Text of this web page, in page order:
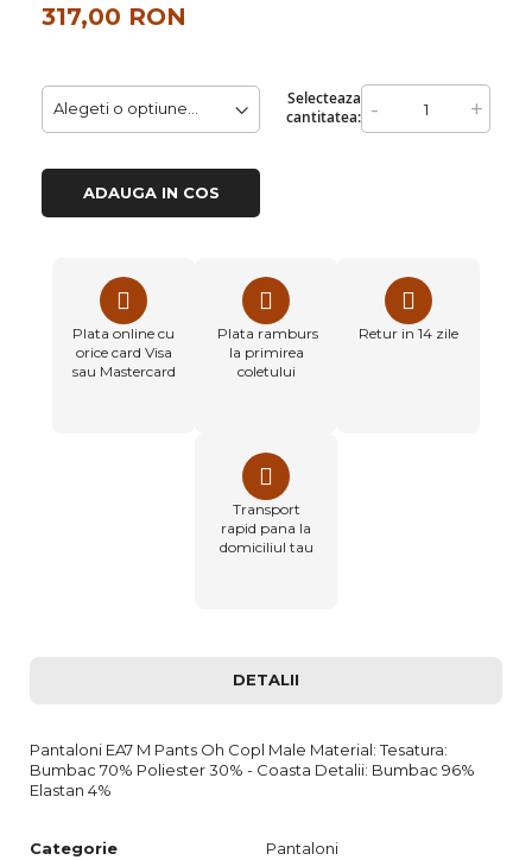
Selecteaza
cantitatea: - +
317,00 RON
ADAUGA IN COS
Plata online cu
orice card Visa
sau Mastercard
Plata ramburs
la primirea
coletului
Retur in 14 zile
Transport
rapid pana la
domiciliul tau
DETALII
Pantaloni EA7 M Pants Oh Copl Male Material: Tesatura:
Bumbac 70% Poliester 30% - Coasta Detalii: Bumbac 96%
Elastan 4%
Categorie Pantaloni